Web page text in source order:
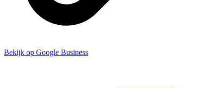
Bekijk op Google Business